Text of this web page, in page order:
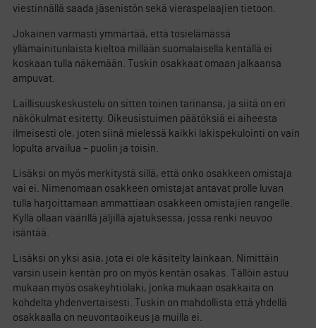
viestinnällä saada jäsenistön sekä vieraspelaajien tietoon.
Jokainen varmasti ymmärtää, että tosielämässä
yllämainitunlaista kieltoa millään suomalaisella kentällä ei
koskaan tulla näkemään. Tuskin osakkaat omaan jalkaansa
ampuvat.
Laillisuuskeskustelu on sitten toinen tarinansa, ja siitä on eri
näkökulmat esitetty. Oikeusistuimen päätöksiä ei aiheesta
ilmeisesti ole, joten siinä mielessä kaikki lakispekulointi on vain
lopulta arvailua – puolin ja toisin.
Lisäksi on myös merkitystä sillä, että onko osakkeen omistaja
vai ei. Nimenomaan osakkeen omistajat antavat prolle luvan
tulla harjoittamaan ammattiaan osakkeen omistajien rangelle.
Kyllä ollaan väärillä jäljillä ajatuksessa, jossa renki neuvoo
isäntää.
Lisäksi on yksi asia, jota ei ole käsitelty lainkaan. Nimittäin
varsin usein kentän pro on myös kentän osakas. Tällöin astuu
mukaan myös osakeyhtiölaki, jonka mukaan osakkaita on
kohdelta yhdenvertaisesti. Tuskin on mahdollista että yhdellä
osakkaalla on neuvontaoikeus ja muilla ei.